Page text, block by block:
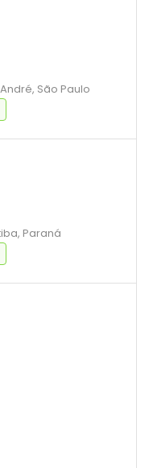
São Paulo
Paraná